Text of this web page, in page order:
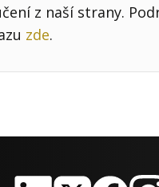
z naší strany.
zde.